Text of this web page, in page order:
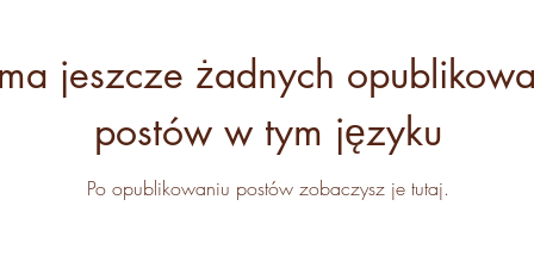
jeszcze żadnych
postów w tym języku
Po opublikowaniu postów zobaczysz je tutaj.